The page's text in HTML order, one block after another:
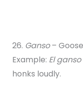
26. Ganso– Goose
Example: El
honks loudly.